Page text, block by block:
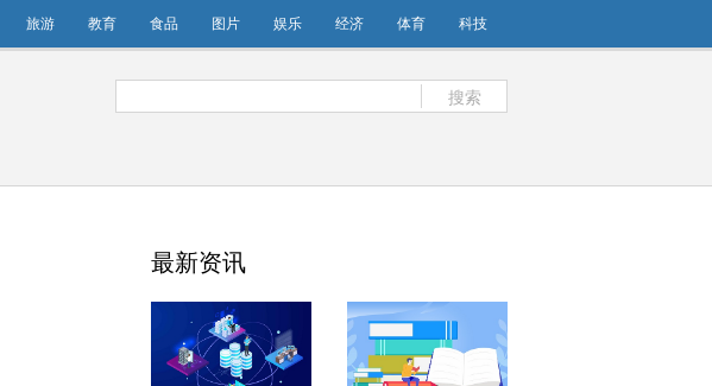
旅游 教育 食品 图片 娱乐 经济 体育 科技
搜索
最新资讯